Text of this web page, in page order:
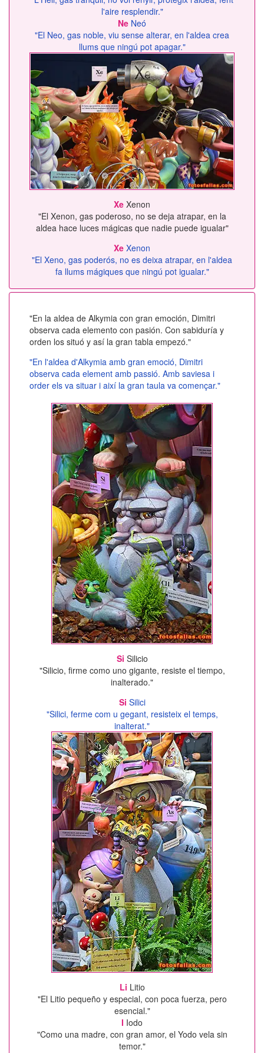
l'aire resplendir."
Ne Neó
"El Neo, gas noble, viu sense alterar, en l'aldea crea
llums que ningú pot apagar."
Xe Xenon
"El Xenon, gas poderoso, no se deja atrapar, en la
aldea hace luces mágicas que nadie puede igualar"
Xe Xenon
"El Xeno, gas poderós, no es deixa atrapar, en l'aldea
fa llums mágiques que ningú pot igualar."
"En la aldea de Alkymia con gran emoción, Dimitri
observa cada elemento con pasión. Con sabiduría y
orden los situó y así la gran tabla empezó."
"En l'aldea d'Alkymia amb gran emoció, Dimitri
observa cada element amb passió. Amb saviesa i
order els va situar i així la gran taula va començar."
Si Silicio
"Silicio, firme como uno gigante, resiste el tiempo,
inalterado."
Si Silici
"Silici, ferme com u gegant, resisteix el temps,
inalterat."
Li Litio
"El Litio pequeño y especial, con poca fuerza, pero
esencial."
I Iodo
"Como una madre, con gran amor, el Yodo vela sin
temor."